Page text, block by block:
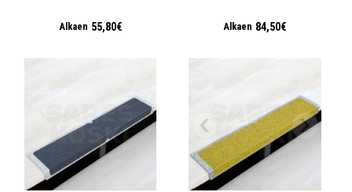
Alkaen 55,80€ Alkaen 84,50€